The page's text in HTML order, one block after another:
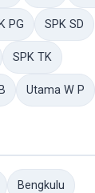
PG SPK SD
SPK TK
Utama W P
Bengkulu